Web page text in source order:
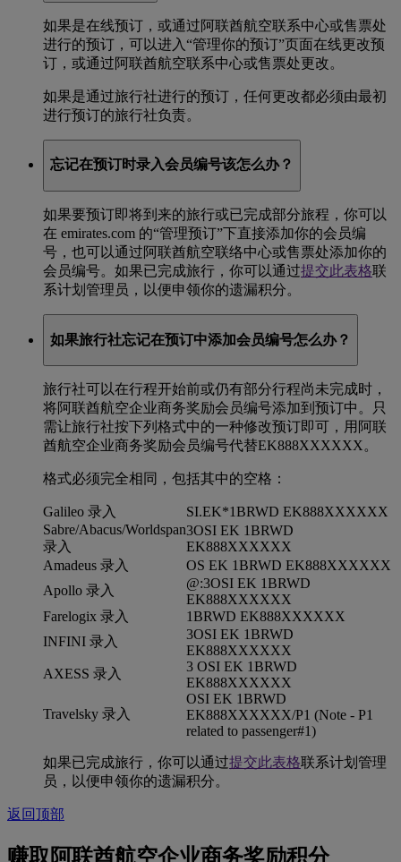
如果是在线预订，或通过阿联酋航空联系中心或售票处
进行的预订，可以进入“管理你的预订”页面在线更改预
订，或通过阿联酋航空联系中心或售票处更改。
如果是通过旅行社进行的预订，任何更改都必须由最初
进行预订的旅行社负责。
忘记在预订时录入会员编号该怎么办？
如果要预订即将到来的旅行或已完成部分旅程，你可以
在 emirates.com 的“管理预订”下直接添加你的会员编
号，也可以通过阿联酋航空联络中心或售票处添加你的
会员编号。如果已完成旅行，你可以通过提交此表格联
系计划管理员，以便申领你的遗漏积分。
如果旅行社忘记在预订中添加会员编号怎么办？
旅行社可以在行程开始前或仍有部分行程尚未完成时，
将阿联酋航空企业商务奖励会员编号添加到预订中。只
需让旅行社按下列格式中的一种修改预订即可，用阿联
酋航空企业商务奖励会员编号代替EK888XXXXXX。
格式必须完全相同，包括其中的空格：
Galileo 录入
SI.EK*1BRWD EK888XXXXXX
Sabre/Abacus/Worldspan
录入
3OSI EK 1BRWD
EK888XXXXXX
Amadeus 录入
OS EK 1BRWD EK888XXXXXX
Apollo 录入
@:3OSI EK 1BRWD
EK888XXXXXX
Farelogix 录入
1BRWD EK888XXXXXX
INFINI 录入
3OSI EK 1BRWD
EK888XXXXXX
AXESS 录入
3 OSI EK 1BRWD
EK888XXXXXX
Travelsky 录入
OSI EK 1BRWD
EK888XXXXXX/P1 (Note - P1
related to passenger#1)
如果已完成旅行，你可以通过提交此表格联系计划管理
员，以便申领你的遗漏积分。
返回顶部
赚取阿联酋航空企业商务奖励积分